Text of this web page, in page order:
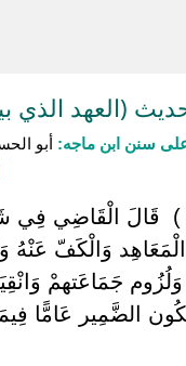
(العهد الذي
سنن ابن ماجه: أبو
) ‏ ‏قَالَ الْقَاضِي
الْمَعَاهِد وَالْكَفّ
جَمَاعَتهمْ
الضَّمِير عَامًّا